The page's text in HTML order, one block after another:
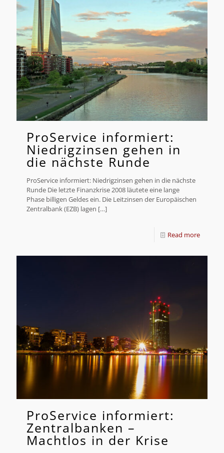
ProService informiert:
Niedrigzinsen gehen in
die nächste Runde
ProService informiert: Niedrigzinsen gehen in die nächste
Runde Die letzte Finanzkrise 2008 läutete eine lange
Phase billigen Geldes ein. Die Leitzinsen der Europäischen
Zentralbank (EZB) lagen […]
Read more
ProService informiert:
Zentralbanken –
Machtlos in der Krise